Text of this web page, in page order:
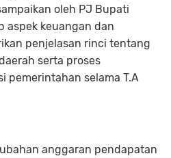
oleh PJ Bupati
aspek keuangan dan
penjelasan rinci tentang
serta proses
pemerintahan selama T.A
anggaran pendapatan